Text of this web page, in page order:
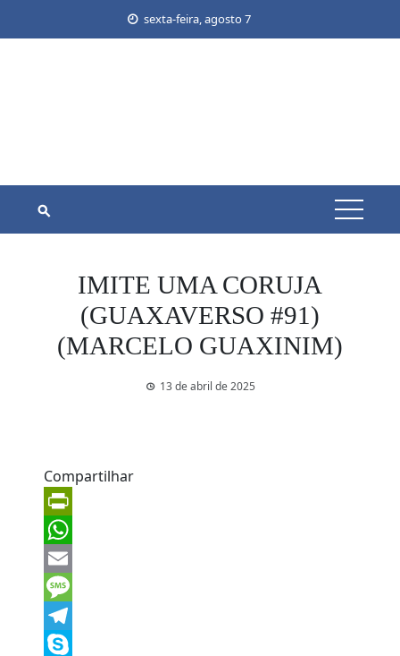
sexta-feira, agosto 7
IMITE UMA CORUJA
(GUAXAVERSO #91)
(MARCELO GUAXINIM)
13 de abril de 2025
Compartilhar
PrintFriendly
WhatsApp
Email
Message
Telegram